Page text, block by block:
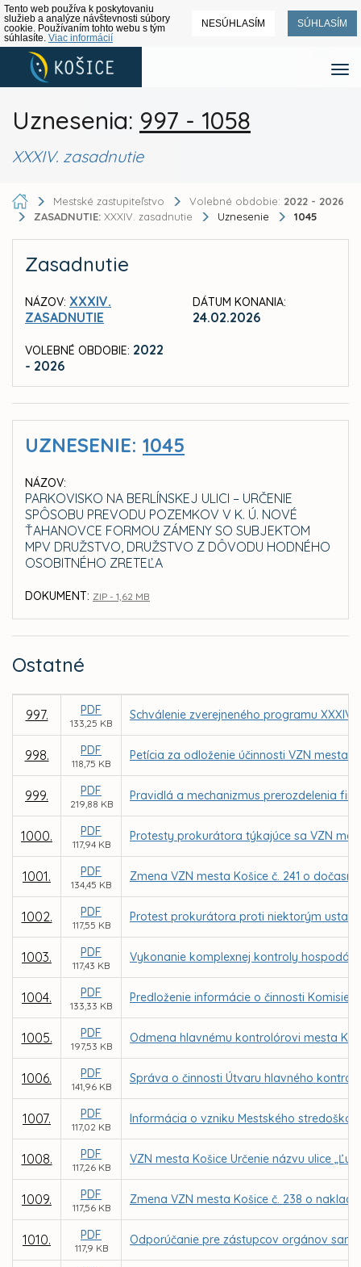
Tento web používa k poskytovaniu
služieb a analýze návštevnosti súbory
cookie. Používaním tohto webu s tým
súhlasíte. Viac informácií
NESÚHLASÍM SÚHLASÍM
Uznesenia: 997 - 1058
XXXIV. zasadnutie
Mestské zastupiteľstvo Volebné obdobie: 2022 - 2026
ZASADNUTIE: XXXIV. zasadnutie Uznesenie 1045
Zasadnutie
NÁZOV: XXXIV.
ZASADNUTIE
VOLEBNÉ OBDOBIE: 2022
- 2026
DÁTUM KONANIA:
24.02.2026
UZNESENIE: 1045
NÁZOV:
PARKOVISKO NA BERLÍNSKEJ ULICI – URČENIE
SPÔSOBU PREVODU POZEMKOV V K. Ú. NOVÉ
ŤAHANOVCE FORMOU ZÁMENY SO SUBJEKTOM
MPV DRUŽSTVO, DRUŽSTVO Z DÔVODU HODNÉHO
OSOBITNÉHO ZRETEĽA
DOKUMENT: ZIP - 1,62 MB
Ostatné
997. PDF
133,25 KB
Schválenie zverejneného programu
998. PDF
118,75 KB
Petícia za odloženie účinnosti VZN mesta
999. PDF
219,88 KB
Pravidlá a mechanizmus prerozdelenia
1000. PDF
117,94 KB
Protesty prokurátora týkajúce sa VZN
1001. PDF
134,45 KB
Zmena VZN mesta Košice č. 241 o
1002. PDF
117,55 KB
Protest prokurátora proti niektorým
1003. PDF
117,43 KB
Vykonanie komplexnej kontroly
1004. PDF
133,33 KB
Predloženie informácie o činnosti
1005. PDF
197,53 KB
Odmena hlavnému kontrolórovi mesta
1006. PDF
141,96 KB
Správa o činnosti Útvaru hlavného
1007. PDF
117,02 KB
Informácia o vzniku Mestského
1008. PDF
117,26 KB
VZN mesta Košice Určenie názvu ulice
1009. PDF
117,56 KB
Zmena VZN mesta Košice č. 238 o
1010. PDF
117,9 KB
Odporúčanie pre zástupcov orgánov